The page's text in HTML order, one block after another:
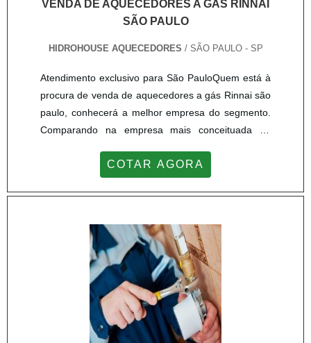
VENDA DE AQUECEDORES A GÁS RINNAI
SÃO PAULO
HIDROHOUSE AQUECEDORES / SÃO PAULO - SP
Atendimento exclusivo para São PauloQuem está à
procura de venda de aquecedores a gás Rinnai são
paulo, conhecerá a melhor empresa do segmento.
Comparando na empresa mais conceituada do
qualidade da área de atuação.Quando a busca é
com os colaboradores da Hidrohouse Aquecedores
técnica especializada.MAIS SOBRE VENDA DE
AQUECEDORES A GÁS RINNAI SÃO PAULOA
Hidrohouse Aquecedores centraliza seus esforços
em criar para cada cliente uma estrutura com
escritório de alta qualidade onde são realizadas as
atividades e estrutura suficiente para atender todas
as demandas, tudo isso para oferecer venda de
COTAR AGORA